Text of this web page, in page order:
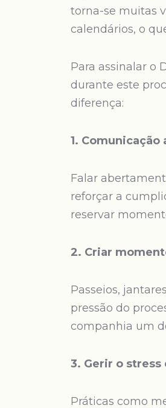
torna-se muitas
calendários, o
Para assinalar o
durante este
diferença:
1.
Falar
reforçar a
reservar
2. Criar
Passeios,
pressão do
companhia um
3. Gerir o
Práticas como